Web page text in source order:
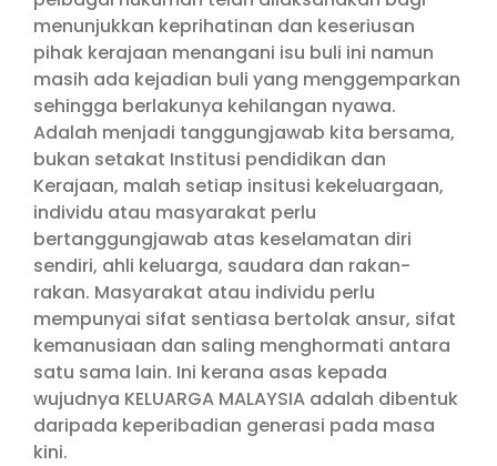
menunjukkan keprihatinan dan keseriusan
pihak kerajaan menangani isu buli ini namun
masih ada kejadian buli yang menggemparkan
sehingga berlakunya kehilangan nyawa.
Adalah menjadi tanggungjawab kita bersama,
bukan setakat Institusi pendidikan dan
Kerajaan, malah setiap insitusi kekeluargaan,
individu atau masyarakat perlu
bertanggungjawab atas keselamatan diri
sendiri, ahli keluarga, saudara dan rakan-
rakan. Masyarakat atau individu perlu
mempunyai sifat sentiasa bertolak ansur, sifat
kemanusiaan dan saling menghormati antara
satu sama lain. Ini kerana asas kepada
wujudnya KELUARGA MALAYSIA adalah dibentuk
daripada keperibadian generasi pada masa
kini.